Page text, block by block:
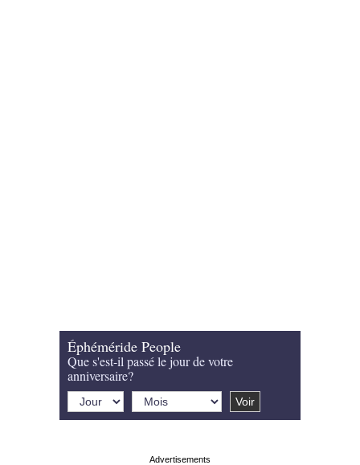
Éphéméride People
Que s'est-il passé le jour de votre
anniversaire?